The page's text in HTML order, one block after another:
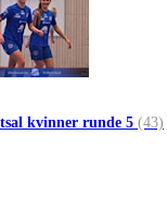
kvinner runde 5 (43)